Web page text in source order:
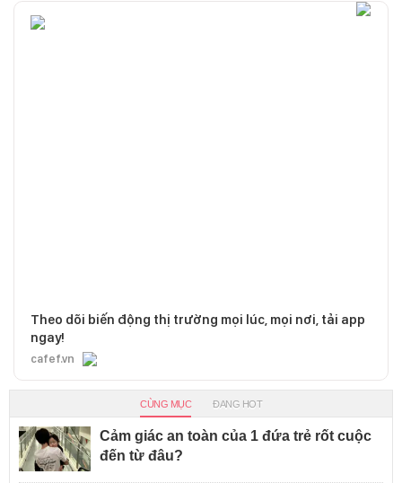
Theo dõi biến động thị trường mọi lúc, mọi nơi, tải app
ngay!
cafef.vn
CÙNG MỤC ĐANG HOT
Cảm giác an toàn của 1 đứa trẻ rốt cuộc
đến từ đâu?